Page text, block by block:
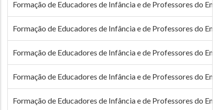
Formação de Educadores de Infância e de Professores do
Formação de Educadores de Infância e de Professores do
Formação de Educadores de Infância e de Professores do
Formação de Educadores de Infância e de Professores do
Formação de Educadores de Infância e de Professores do